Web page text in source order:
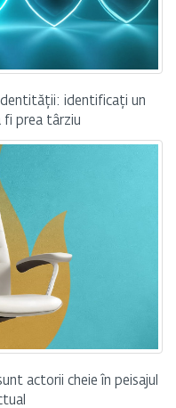
identificați un
fi prea târziu
actorii cheie în peisajul